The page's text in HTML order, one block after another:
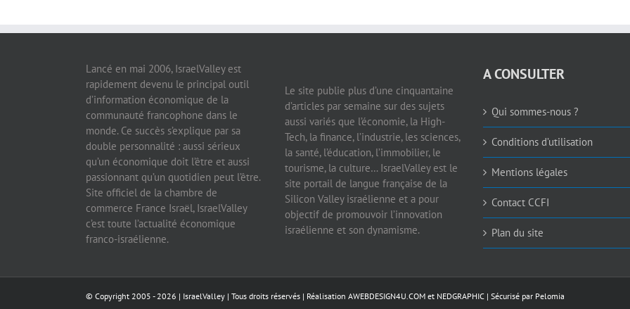
Lancé en mai 2006, IsraelValley est
rapidement devenu le principal outil
d’information économique de la
communauté francophone dans le
monde. Ce succès s’explique par sa
double personnalité : aussi sérieux
qu’un économique doit l’être et aussi
passionnant qu’un quotidien peut l’être.
Site officiel de la chambre de
commerce France Israël, IsraelValley
c’est toute l’actualité économique
franco-israélienne.
Le site publie plus d’une cinquantaine
d’articles par semaine sur des sujets
aussi variés que l’économie, la High-
Tech, la finance, l’industrie, les sciences,
la santé, l’éducation, l’immobilier, le
tourisme, la culture… IsraelValley est le
site portail de langue française de la
Silicon Valley israélienne et a pour
objectif de promouvoir l’innovation
israélienne et son dynamisme.
A CONSULTER
Qui sommes-nous ?
Conditions d’utilisation
Mentions légales
Contact CCFI
Plan du site
© Copyright 2005 -2026 | IsraelValley | Tous droits réservés | Réalisation AWEBDESIGN4U.COM et NEDGRAPHIC | Sécurisé par Pelomia